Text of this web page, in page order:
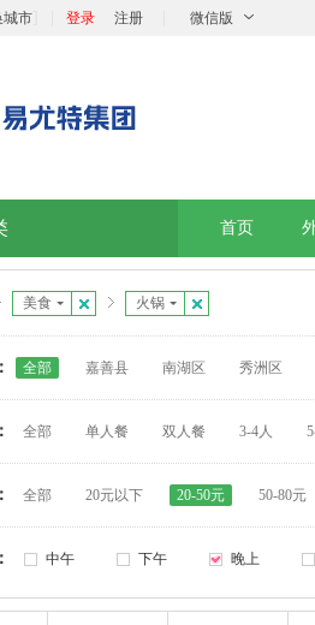
城市 登录 注册 微信版
首页
美食 火锅
全部 嘉善县 南湖区 秀洲区
全部 单人餐 双人餐 3-4人
全部 20元以下 20-50元 50-80元
中午 下午 晚上